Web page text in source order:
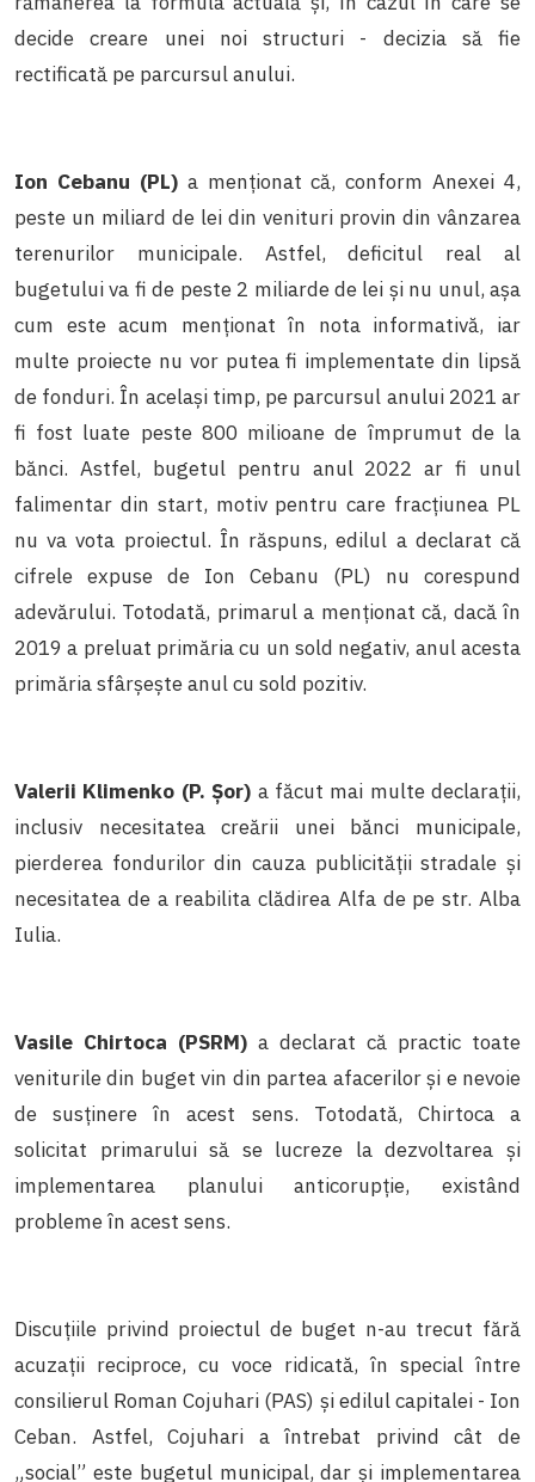
decide creare unei noi structuri - decizia să fie
rectificată pe parcursul anului.
Ion Cebanu (PL)a menționat că, conform Anexei 4,
peste un miliard de lei din venituri provin din vânzarea
terenurilor municipale. Astfel, deficitul real al
bugetului va fi de peste 2 miliarde de lei și nu unul, așa
cum este acum menționat în nota informativă, iar
multe proiecte nu vor putea fi implementate din lipsă
de fonduri. În același timp, pe parcursul anului 2021 ar
fi fost luate peste 800 milioane de împrumut de la
bănci. Astfel, bugetul pentru anul 2022 ar fi unul
falimentar din start, motiv pentru care fracțiunea PL
nu va vota proiectul. În răspuns, edilul a declarat că
cifrele expuse de Ion Cebanu (PL) nu corespund
adevărului. Totodată, primarul a menționat că, dacă în
2019 a preluat primăria cu un sold negativ, anul acesta
primăria sfârșește anul cu sold pozitiv.
Valerii Klimenko (P. Șor) a făcut mai multe declarații,
inclusiv necesitatea creării unei bănci municipale,
pierderea fondurilor din cauza publicității stradale și
necesitatea de a reabilita clădirea Alfa de pe str. Alba
Iulia.
Vasile Chirtoca (PSRM) a declarat că practic toate
veniturile din buget vin din partea afacerilor și e nevoie
de susținere în acest sens. Totodată, Chirtoca a
solicitat primarului să se lucreze la dezvoltarea și
implementarea planului anticorupție, existând
probleme în acest sens.
Discuțiile privind proiectul de buget n-au trecut fără
acuzații reciproce, cu voce ridicată, în special între
consilierul Roman Cojuhari (PAS) și edilul capitalei - Ion
Ceban. Astfel, Cojuhari a întrebat privind cât de
„social” este bugetul municipal, dar și implementarea